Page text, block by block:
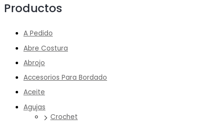
Productos
A Pedido
Abre Costura
Abrojo
Accesorios Para Bordado
Aceite
Agujas
Crochet